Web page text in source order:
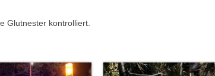
Glutnester kontrolliert.